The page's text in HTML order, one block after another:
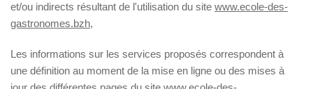
et/ou indirects résultant de l'utilisation du site www.ecole-des-
gastronomes.bzh,
Les informations sur les services proposés correspondent à
une définition au moment de la mise en ligne ou des mises à